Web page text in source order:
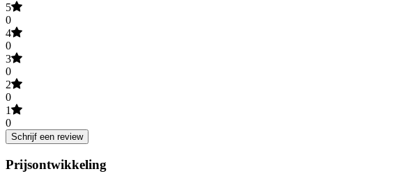
5
0
4
0
3
0
2
0
1
0
Schrijf een review
Prijsontwikkeling